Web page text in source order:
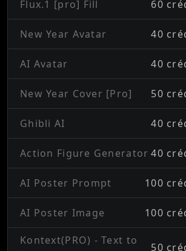
Flux.1 [pro] Fill 60
New Year Avatar 40
AI Avatar 40
New Year Cover [Pro] 50
Ghibli AI 40
Action Figure Generator 40
AI Poster Prompt 100
AI Poster Image 100
Kontext(PRO) - Text to
50